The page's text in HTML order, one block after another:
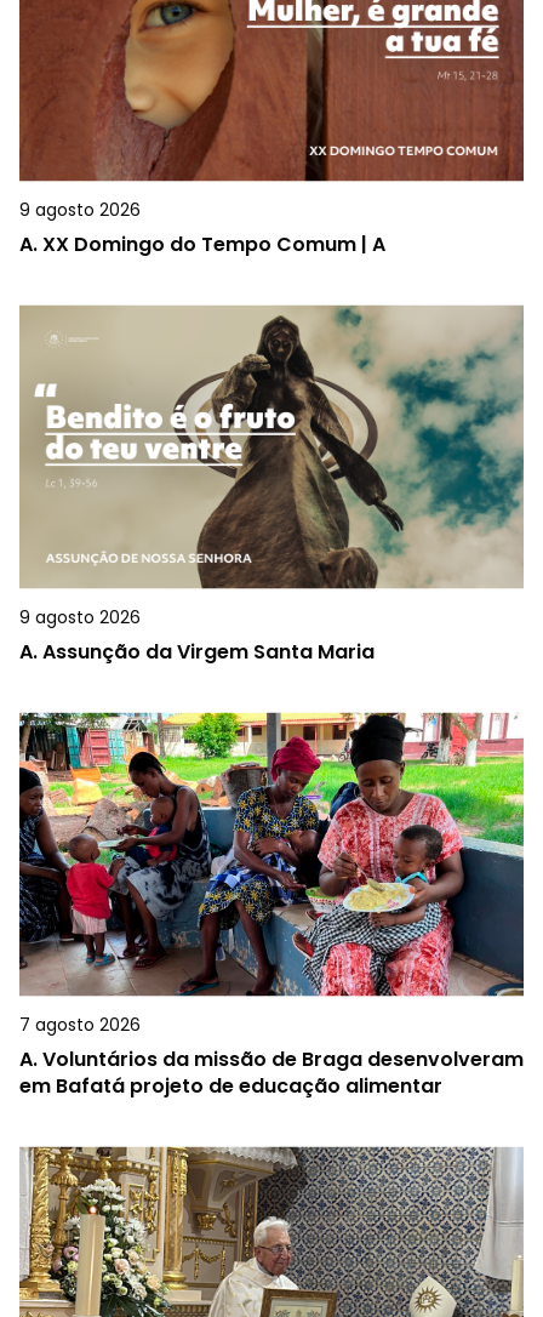
9 agosto 2026
A.XX Domingo do Tempo Comum | A
9 agosto 2026
A.Assunção da Virgem Santa Maria
7 agosto 2026
A.Voluntários da missão de Braga desenvolveram
em Bafatá projeto de educação alimentar